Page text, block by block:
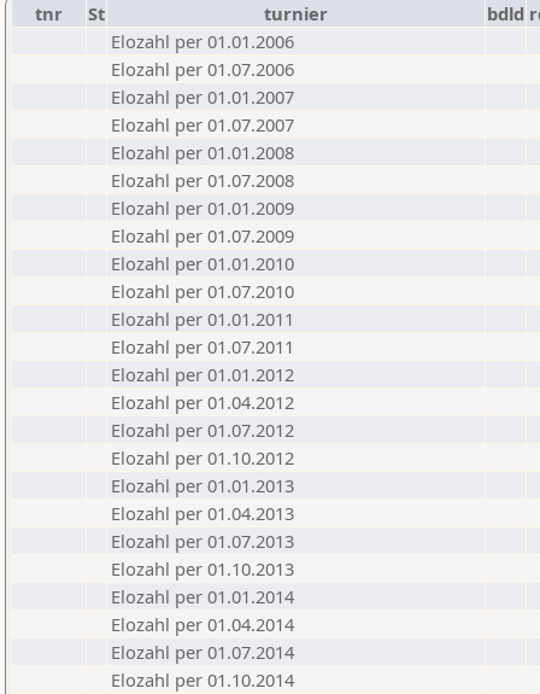
tnr St turnier bdld
Elozahl per 01.01.2006
Elozahl per 01.07.2006
Elozahl per 01.01.2007
Elozahl per 01.07.2007
Elozahl per 01.01.2008
Elozahl per 01.07.2008
Elozahl per 01.01.2009
Elozahl per 01.07.2009
Elozahl per 01.01.2010
Elozahl per 01.07.2010
Elozahl per 01.01.2011
Elozahl per 01.07.2011
Elozahl per 01.01.2012
Elozahl per 01.04.2012
Elozahl per 01.07.2012
Elozahl per 01.10.2012
Elozahl per 01.01.2013
Elozahl per 01.04.2013
Elozahl per 01.07.2013
Elozahl per 01.10.2013
Elozahl per 01.01.2014
Elozahl per 01.04.2014
Elozahl per 01.07.2014
Elozahl per 01.10.2014